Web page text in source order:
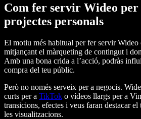
Com fer servir Wideo per
projectes personals
El motiu més habitual per fer servir Wideo
mitjançant el màrqueting de contingut i
Amb una bona crida a l’acció, podràs
compra del teu públic.
Però no només serveix per a negocis.
curts per a TikTok o vídeos llargs per a
transicions, efectes i veus faran destacar el
les visualitzacions.